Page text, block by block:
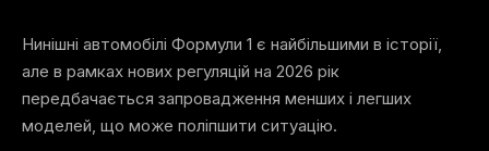
Нинішні автомобілі Формули 1 є найбільшими в історії,
але в рамках нових регуляцій на 2026 рік
передбачається запровадження менших і легших
моделей, що може поліпшити ситуацію.